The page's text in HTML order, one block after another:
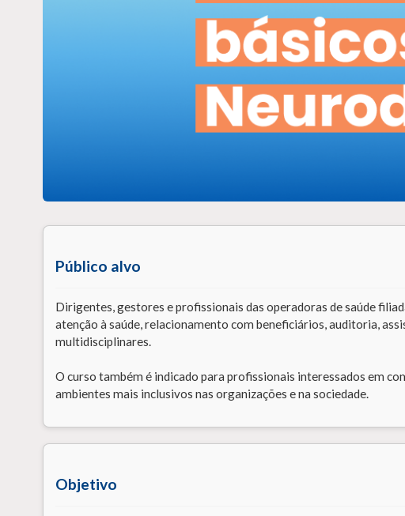
Público alvo
Dirigentes, gestores e profissionais das operadoras de saúde
atenção à saúde, relacionamento com beneficiários, auditoria,
multidisciplinares.
O curso também é indicado para profissionais interessados em
ambientes mais inclusivos nas organizações e na sociedade.
Objetivo